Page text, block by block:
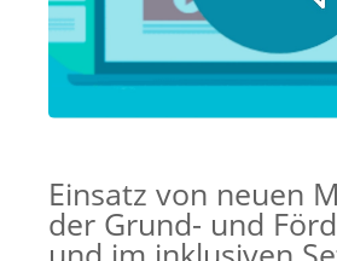
Einsatz von neuen
der Grund- und